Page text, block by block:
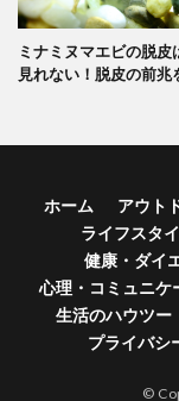
ミナミヌマエビの脱皮
見れない！脱皮の前兆
ホーム アウト
ライフスタ
健康・ダイ
心理・コミュニケ
生活のハウツー
プライバシ
©